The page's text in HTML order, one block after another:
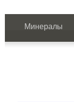
Минералы